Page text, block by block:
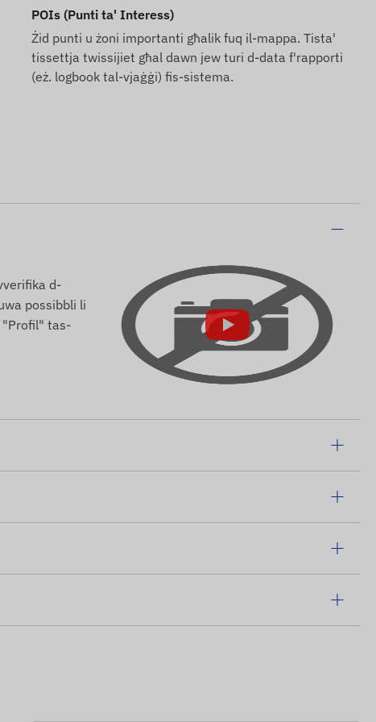
POIs (Punti ta' Interess)
Żid punti u żoni importanti għalik fuq il-mappa. Tista'
tissettja twissijiet għal dawn jew turi d-data f'rapporti
(eż. logbook tal-vjaġġi) fis-sistema.
d-
possibbli li
"Profil" tas-